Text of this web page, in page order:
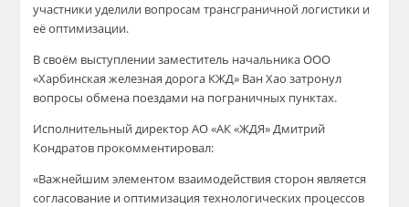
участники уделили вопросам трансграничной логистики и
её оптимизации.
В своём выступлении заместитель начальника ООО
«Харбинская железная дорога КЖД» Ван Хао затронул
вопросы обмена поездами на пограничных пунктах.
Исполнительный директор АО «АК «ЖДЯ» Дмитрий
Кондратов прокомментировал:
«Важнейшим элементом взаимодействия сторон является
согласование и оптимизация технологических процессов